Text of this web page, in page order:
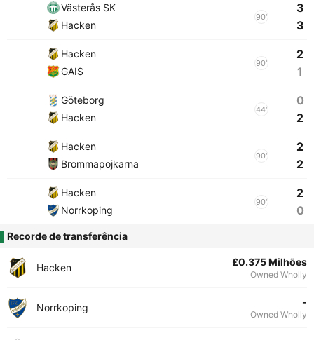
Västerås SK
Hacken
90'
3
3
Hacken
GAIS
90'
2
1
Göteborg
Hacken
44'
0
2
Hacken
Brommapojkarna
90'
2
2
Hacken
Norrkoping
90'
2
0
Recorde de transferência
Hacken £0.375 Milhões
Owned Wholly
Norrkoping -
Owned Wholly